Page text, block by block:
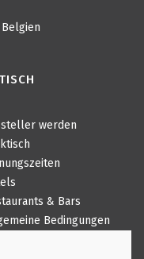
werden
& Bars
Bedingungen